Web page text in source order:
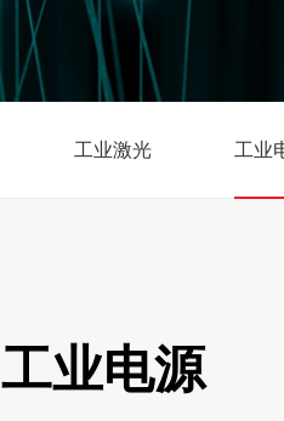
工业激光 工业
工业电源